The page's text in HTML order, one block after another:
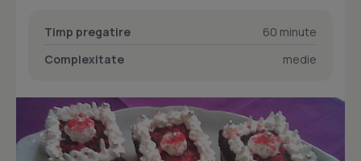
Timp pregatire
60 minute
Complexitate
medie